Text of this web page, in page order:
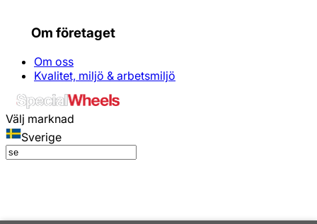
Om företaget
Om oss
Kvalitet, miljö & arbetsmiljö
Välj marknad
Sverige